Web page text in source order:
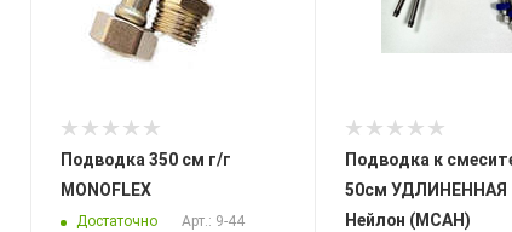
Подводка 350 см г/г
MONOFLEX
Достаточно Арт.: 9-44
Подводка к смесителю
50см УДЛИНЕННАЯ
Нейлон (МСАН)